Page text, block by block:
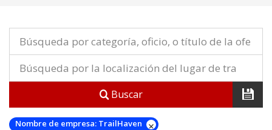
Buscar
Nombre de empresa: TrailHaven